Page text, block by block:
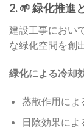
2. 🌱 緑化推進
建設工事におい
な緑化空間を創
緑化による冷却
蒸散作用によ
日陰効果に